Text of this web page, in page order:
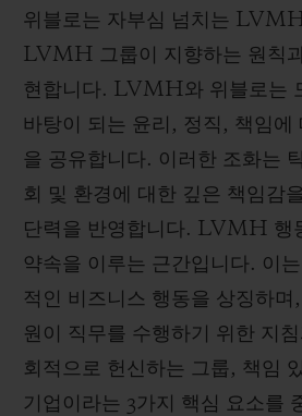
위블로는 자부심 넘치는
LVMH 그룹이 지향하는 원칙
현합니다. LVMH와 위블로는
바탕이 되는 윤리, 정직, 책임에
을 공유합니다. 이러한 조화는
회 및 환경에 대한 깊은 책임감
단력을 반영합니다. LVMH 행
약속을 이루는 근간입니다. 이
적인 비즈니스 행동을 상징하
원이 직무를 수행하기 위한 지
회적으로 헌신하는 그룹, 책임
기업이라는 3가지 핵심 요소를